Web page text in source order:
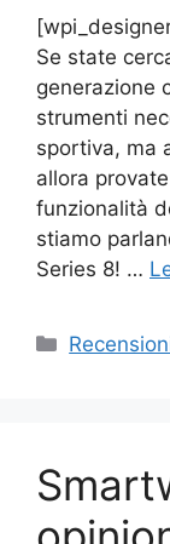
Se state
generazione
strumenti
sportiva, ma
allora
funzionalità
stiamo
Series 8! …
Categorie